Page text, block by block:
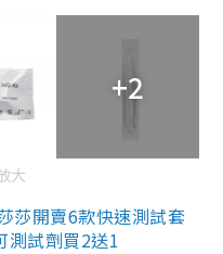
+2
大
莎開賣6款快速測試套
測試劑買2送1